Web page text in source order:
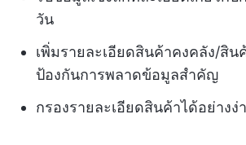
วัน
เพิ่มรายละเอียดสินค้าคงคลัง/สิน
ป้องกันการพลาดข้อมูลสำคัญ
กรองรายละเอียดสินค้าได้อย่างง่